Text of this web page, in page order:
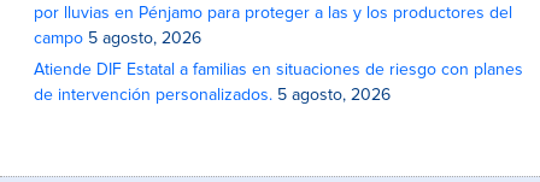
por lluvias en Pénjamo para proteger a las y los productores del
campo 5 agosto, 2026
Atiende DIF Estatal a familias en situaciones de riesgo con planes
de intervención personalizados. 5 agosto, 2026